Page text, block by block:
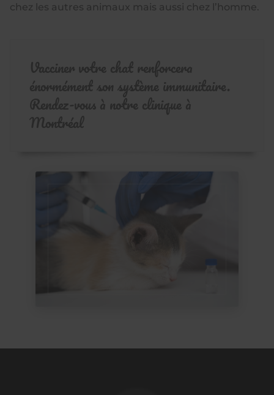
chez les autres animaux mais aussi chez l’homme.
Vacciner votre chat renforcera
énormément son système immunitaire.
Rendez-vous à notre clinique à
Montréal